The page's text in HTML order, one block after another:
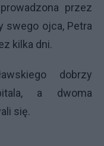
przez
swego ojca, Petra
kilka dni.
dobrzy
a dwoma
się.